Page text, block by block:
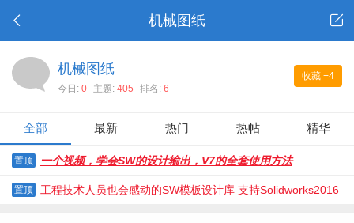
机械图纸
收藏 +4
机械图纸
今日: 0 主题: 405 排名: 6
全部 最新 热门 热帖 精华
置顶 一个视频，学会SW的设计输出，V7的全套使用方法
置顶 工程技术人员也会感动的SW模板设计库 支持Solidworks2016